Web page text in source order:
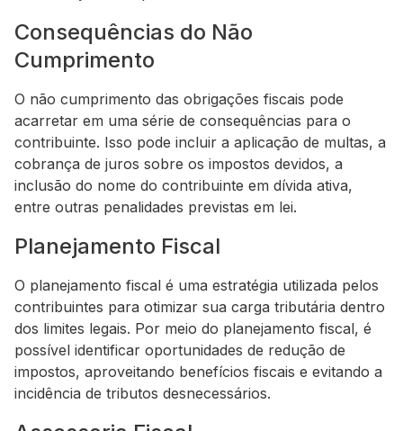
Consequências do Não
Cumprimento
O não cumprimento das obrigações fiscais pode
acarretar em uma série de consequências para o
contribuinte. Isso pode incluir a aplicação de multas, a
cobrança de juros sobre os impostos devidos, a
inclusão do nome do contribuinte em dívida ativa,
entre outras penalidades previstas em lei.
Planejamento Fiscal
O planejamento fiscal é uma estratégia utilizada pelos
contribuintes para otimizar sua carga tributária dentro
dos limites legais. Por meio do planejamento fiscal, é
possível identificar oportunidades de redução de
impostos, aproveitando benefícios fiscais e evitando a
incidência de tributos desnecessários.